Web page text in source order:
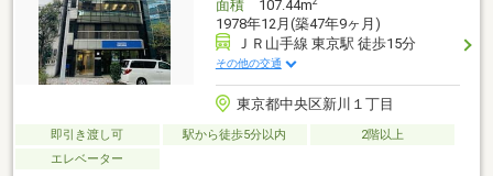
面積107.44m
1978年12月(築47年9ヶ月)
ＪＲ山手線 東京駅 徒歩15分
その他の交通
東京都中央区新川１丁目
即引き渡し可 駅から徒歩5分以内
2階以上
エレベーター